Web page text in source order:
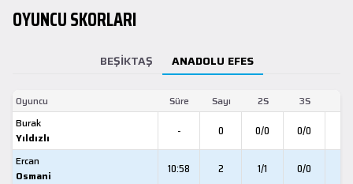
OYUNCU SKORLARI
BEŞIKTAŞ ANADOLU EFES
Oyuncu Süre Sayı 2S 3S
Burak
Yıldızlı
- 0 0/0 0/0
Ercan
Osmani
10:58 2 1/1 0/0